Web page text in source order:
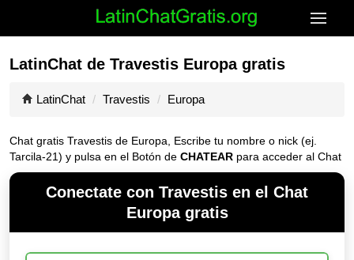
LatinChat de Travestis Europa gratis
LatinChat Travestis Europa
Chat gratis Travestis de Europa, Escribe tu nombre o nick (ej.
Tarcila-21) y pulsa en el Botón de CHATEAR para acceder al Chat
Conectate con Travestis en el Chat
Europa gratis